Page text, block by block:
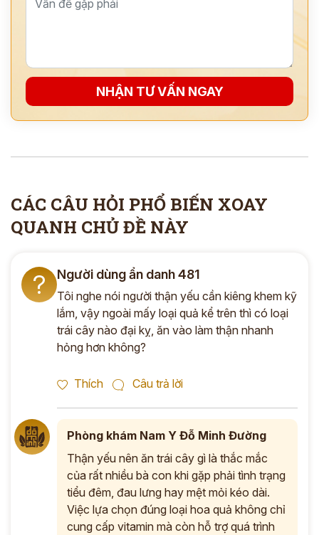
NHẬN TƯ VẤN NGAY
CÁC CÂU HỎI PHỔ BIẾN XOAY
QUANH CHỦ ĐỀ NÀY
? Người dùng ẩn danh 481
Tôi nghe nói người thận yếu cần kiêng khem kỹ
lắm, vậy ngoài mấy loại quả kể trên thì có loại
trái cây nào đại kỵ, ăn vào làm thận nhanh
hỏng hơn không?
Thích Câu trả lời
Phòng khám Nam Y Đỗ Minh Đường
Thận yếu nên ăn trái cây gì là thắc mắc
của rất nhiều bà con khi gặp phải tình trạng
tiểu đêm, đau lưng hay mệt mỏi kéo dài.
Việc lựa chọn đúng loại hoa quả không chỉ
cung cấp vitamin mà còn hỗ trợ quá trình
ĐĂNG KÝ TƯ VẤN »
ĐĂNG KÝ ĐẾN KHÁM TRỰC TIẾP